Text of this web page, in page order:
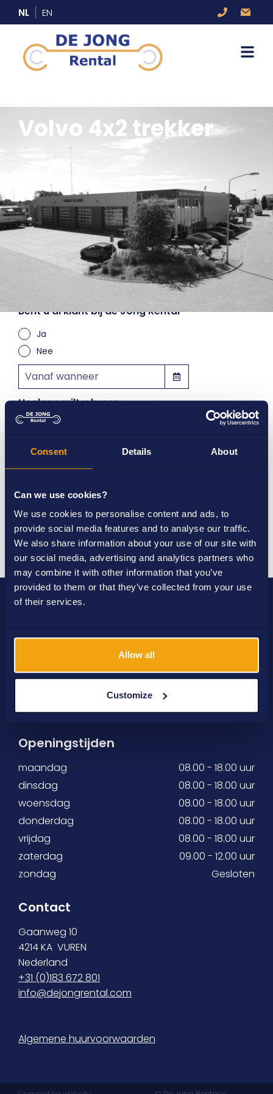
Consent Details About
Can we use cookies?
We use cookies to personalise content and ads, to
provide social media features and to analyse our traffic.
We also share information about your use of our site with
our social media, advertising and analytics partners who
may combine it with other information that you’ve
provided to them or that they’ve collected from your use
of their services.
Allow all
Customize
NL EN
Volvo 4x2 trekker
Bent u al klant bij de Jong Rental
Ja
Nee
Hoelang wilt u huren
Korte termijn (< 3 maanden)
Versturen
Eenvoudig en snel uw
Openingstijden
maandag
08.00 - 18.00 uur
dinsdag
08.00 - 18.00 uur
woensdag
08.00 - 18.00 uur
donderdag
08.00 - 18.00 uur
vrijdag
08.00 - 18.00 uur
zaterdag
09.00 - 12.00 uur
zondag
Gesloten
Contact
Gaanweg 10
4214 KA VUREN
Nederland
+31 (0)183 672 801
info@dejongrental.com
Algemene huurvoorwaarden